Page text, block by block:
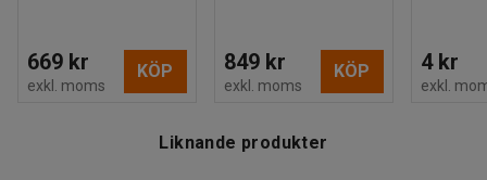
669 kr
exkl. moms
KÖP 849 kr
exkl. moms
KÖP 4 kr
exkl.
Liknande produkter